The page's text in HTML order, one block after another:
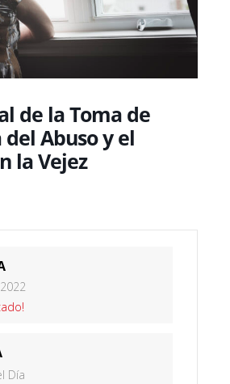
de la Toma de
Abuso y el
la Vejez
Día